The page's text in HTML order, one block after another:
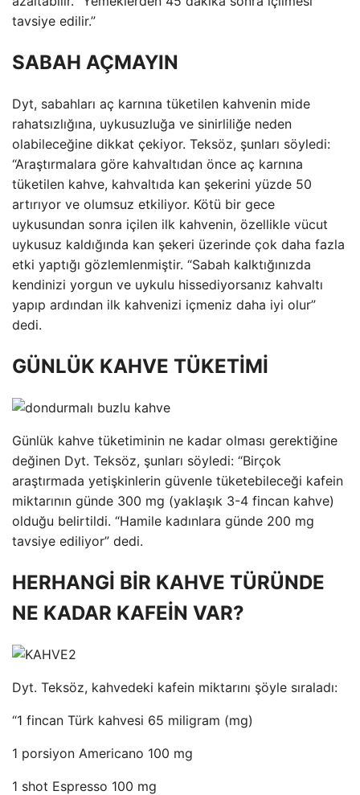
tavsiye edilir.”
SABAH AÇMAYIN
Dyt, sabahları aç karnına tüketilen kahvenin mide
rahatsızlığına, uykusuzluğa ve sinirliliğe neden
olabileceğine dikkat çekiyor. Teksöz, şunları söyledi:
“Araştırmalara göre kahvaltıdan önce aç karnına
tüketilen kahve, kahvaltıda kan şekerini yüzde 50
artırıyor ve olumsuz etkiliyor. Kötü bir gece
uykusundan sonra içilen ilk kahvenin, özellikle vücut
uykusuz kaldığında kan şekeri üzerinde çok daha fazla
etki yaptığı gözlemlenmiştir. “Sabah kalktığınızda
kendinizi yorgun ve uykulu hissediyorsanız kahvaltı
yapıp ardından ilk kahvenizi içmeniz daha iyi olur”
dedi.
GÜNLÜK KAHVE TÜKETİMİ
Günlük kahve tüketiminin ne kadar olması gerektiğine
değinen Dyt. Teksöz, şunları söyledi: “Birçok
araştırmada yetişkinlerin güvenle tüketebileceği kafein
miktarının günde 300 mg (yaklaşık 3-4 fincan kahve)
olduğu belirtildi. “Hamile kadınlara günde 200 mg
tavsiye ediliyor” dedi.
HERHANGİ BİR KAHVE TÜRÜNDE
NE KADAR KAFEİN VAR?
Dyt. Teksöz, kahvedeki kafein miktarını şöyle sıraladı:
“1 fincan Türk kahvesi 65 miligram (mg)
1 porsiyon Americano 100 mg
1 shot Espresso 100 mg